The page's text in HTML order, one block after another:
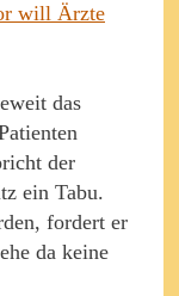
will Ärzte
das
der
ein Tabu.
fordert er
da keine